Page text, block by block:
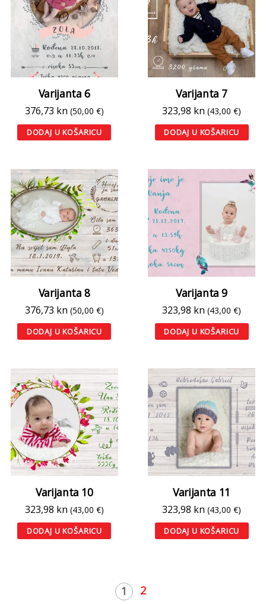
Varijanta 6
376,73 kn (50,00 €)
DODAJ U KOŠARICU
Varijanta 7
323,98 kn (43,00 €)
DODAJ U KOŠARICU
Varijanta 8
376,73 kn (50,00 €)
DODAJ U KOŠARICU
Varijanta 9
323,98 kn (43,00 €)
DODAJ U KOŠARICU
Varijanta 10
323,98 kn (43,00 €)
DODAJ U KOŠARICU
Varijanta 11
323,98 kn (43,00 €)
DODAJ U KOŠARICU
1 2